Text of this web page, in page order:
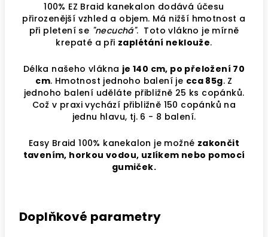
100% EZ Braid kanekalon dodává účesu
přirozenější vzhled a objem. Má nižší hmotnost a
při pletení se "necuchá". Toto vlákno je mírně
krepaté a při zaplétání neklouže.
Délka našeho vlákna je 140 cm, po přeložení 70
cm. Hmotnost jednoho balení je cca 85g. Z
jednoho balení uděláte přibližně 25 ks copánků.
Což v praxi vychází přibližně 150 copánků na
jednu hlavu, tj. 6 - 8 balení.
Easy Braid 100% kanekalon je možné zakončit
tavením, horkou vodou, uzlíkem nebo pomocí
gumiček.
Doplňkové parametry